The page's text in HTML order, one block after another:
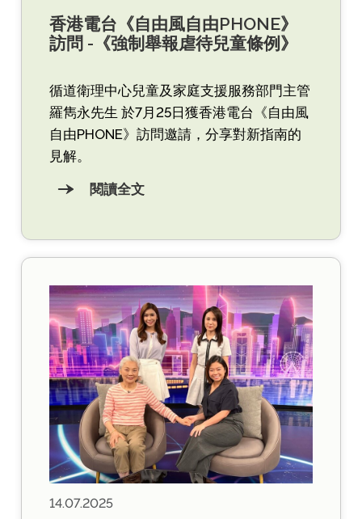
香港電台《自由風自由PHONE》
訪問 -《強制舉報虐待兒童條例》
循道衛理中心兒童及家庭支援服務部門主管
羅雋永先生 於7月25日獲香港電台《自由風
自由PHONE》訪問邀請，分享對新指南的
見解。
閱讀全文
14.07.2025